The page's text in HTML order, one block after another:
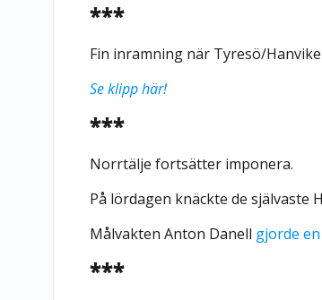
***
Fin inramning när Tyresö/
Se klipp här!
***
Norrtälje fortsätter imponera.
På lördagen knäckte de självaste
Målvakten Anton Danell gjorde
***